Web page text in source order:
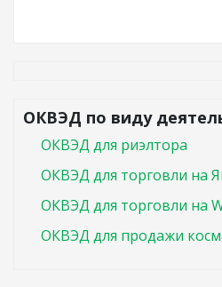
ОКВЭД по виду
ОКВЭД для риэлтора
ОКВЭД для торговли на
ОКВЭД для торговли на
ОКВЭД для продажи